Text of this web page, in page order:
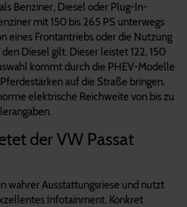
Benziner, Diesel oder Plug-In-
mit 150 bis 265 PS unterwegs
eines Frontantriebs oder die Nutzung
Diesel gilt. Dieser leistet 122, 150
kommt durch die PHEV-Modelle
auf die Straße bringen.
elektrische Reichweite von bis zu
der VW Passat
wahrer Ausstattungsriese und nutzt
Infotainment. Konkret